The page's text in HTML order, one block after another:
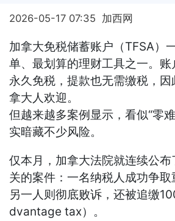
2026-05-17 07:35 加西网
加拿大免税储蓄账户（TFSA）
单、最划算的理财工具之一。
永久免税，提款也无需缴税，因
拿大人欢迎。
但越来越多案例显示，看似“零
实暗藏不少风险。
仅本月，加拿大法院就连续公
关的案件：一名纳税人成功争取
另一人则彻底败诉，还被追缴
dvantage tax）。